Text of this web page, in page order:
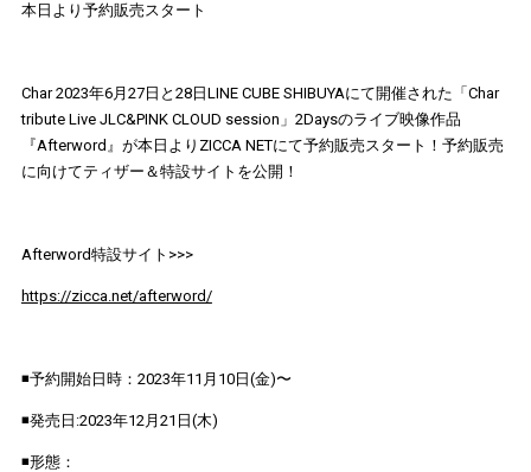
本日より予約販売スタート
Char 2023年6月27日と28日LINE CUBE SHIBUYAにて開催された「Char
tribute Live JLC&PINK CLOUD session」2Daysのライブ映像作品
『Afterword』が本日よりZICCA NETにて予約販売スタート！予約販売
に向けてティザー＆特設サイトを公開！
Afterword特設サイト>>>
https://zicca.net/afterword/
◾️予約開始日時：2023年11月10日(金)〜
◾️発売日:2023年12月21日(木)
◾️形態：